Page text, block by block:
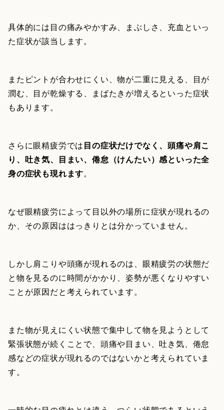
具体的には目の痛みやかすみ、まぶしさ、充血といっ
た症状が該当します。
またピントが合わせにくい、物が二重に見える、目が
潤む、目が乾燥する、まばたきが増えるといった症状
もあります。
さらに眼精疲労では目の症状だけでなく、頭痛や肩こ
り、吐き気、目まい、倦怠（けんたい）感といった全
身の症状も現れます。
なぜ眼精疲労によって目以外の場所に症状が現れるの
か、その原因ははっきりとは分かっていません。
しかし肩こりや頭痛が現れるのは、眼精疲労の状態だ
と物を見るのに時間がかかり、姿勢が悪くなりやすい
ことが原因だと考えられています。
また物が見えにくい状態で集中して物を見ようとして
緊張状態が続くことで、頭痛や目まい、吐き気、倦怠
感などの症状が現れるのではないかと考えられていま
す。